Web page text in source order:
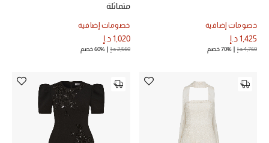
أبرز المصممين
الأحذية الرجالية
جميع الإكسسورات الرجالية
خصومات إضافية
1,425 د.إ
4,760 د.إ 70% خصم
متماثلة
خصومات إضافية
1,020 د.إ
2,560 د.إ 60% خصم